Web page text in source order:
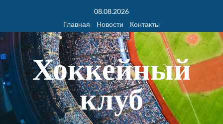
08.08.2026
Главная
Новости Контакты
Хоккейный
клуб